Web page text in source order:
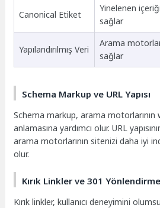
Canonical Etiket
Yinelenen
sağlar
Yapılandırılmış Veri
Arama
sağlar
Schema Markup ve URL Yapısı
Schema markup, arama
anlamasına yardımcı olur. URL
arama motorlarının sitenizi daha iyi
olur.
Kırık Linkler ve 301
Kırık linkler, kullanıcı deneyimini